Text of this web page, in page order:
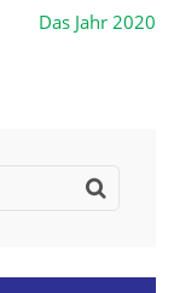
Das Jahr 2020